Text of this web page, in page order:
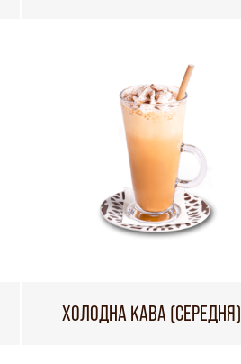
ХОЛОДНА КАВА (СЕРЕДНЯ)